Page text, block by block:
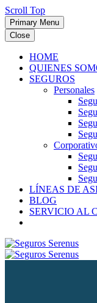
Scroll Top
Primary Menu
Close
HOME
QUIENES
SEGUROS
Personales
LÍNEAS DE
BLOG
SERVICIO AL